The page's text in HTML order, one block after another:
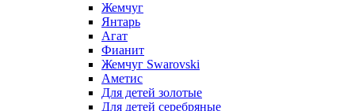
Жемчуг
Янтарь
Агат
Фианит
Жемчуг Swarovski
Аметис
Для детей золотые
Для детей серебряные